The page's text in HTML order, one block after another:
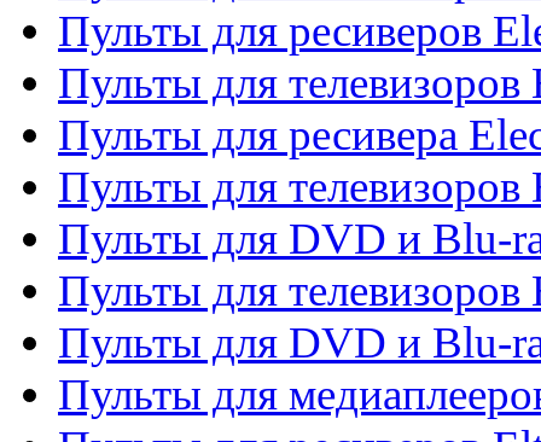
Пульты для ресиверов
Пульты для телевизоров
Пульты для ресивера
Пульты для телевизоров
Пульты для DVD и Blu-
Пульты для телевизоров
Пульты для DVD и Blu-
Пульты для